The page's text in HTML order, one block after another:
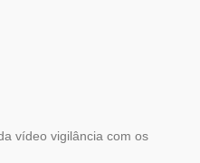
vídeo vigilância com os